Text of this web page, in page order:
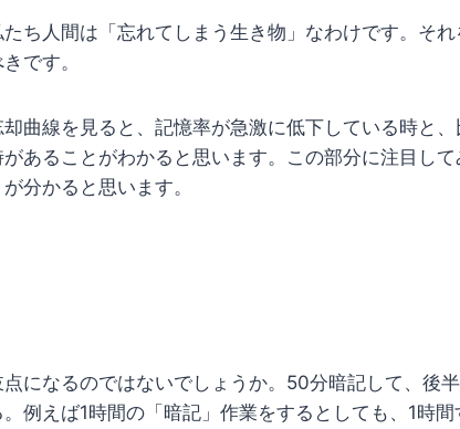
ち人間は「忘れてしまう生き物」なわけです。それ
です。
却曲線を見ると、記憶率が急激に低下している時と
あることがわかると思います。この部分に注目し
分かると思います。
になるのではないでしょうか。50分暗記して、後
例えば1時間の「暗記」作業をするとしても、1時